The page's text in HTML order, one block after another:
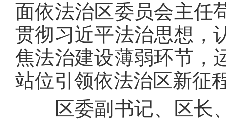
面依法治区委员会主任
贯彻习近平法治思想，
焦法治建设薄弱环节，
站位引领依法治区新征
区委副书记、区长、